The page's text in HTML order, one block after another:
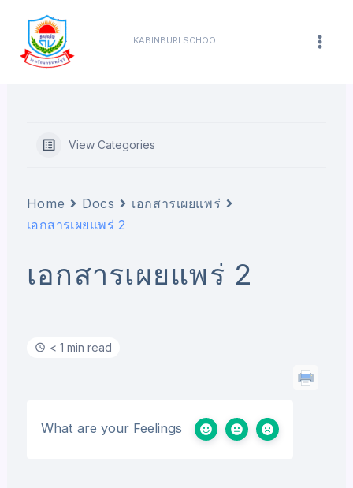
content
content
KABINBURI SCHOOL
View Categories
Home Docs
เอกสารเผยแพร่
เอกสารเผยแพร่ 2
เอกสารเผยแพร่ 2
< 1 min read
What are your Feelings